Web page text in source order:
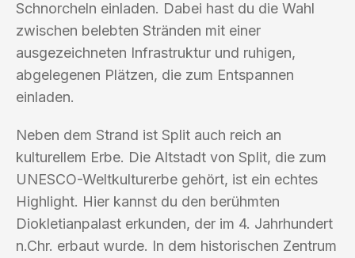
Schnorcheln einladen. Dabei hast du die Wahl
zwischen belebten Stränden mit einer
ausgezeichneten Infrastruktur und ruhigen,
abgelegenen Plätzen, die zum Entspannen
einladen.
Neben dem Strand ist Split auch reich an
kulturellem Erbe. Die Altstadt von Split, die zum
UNESCO-Weltkulturerbe gehört, ist ein echtes
Highlight. Hier kannst du den berühmten
Diokletianpalast erkunden, der im 4. Jahrhundert
n.Chr. erbaut wurde. In dem historischen Zentrum